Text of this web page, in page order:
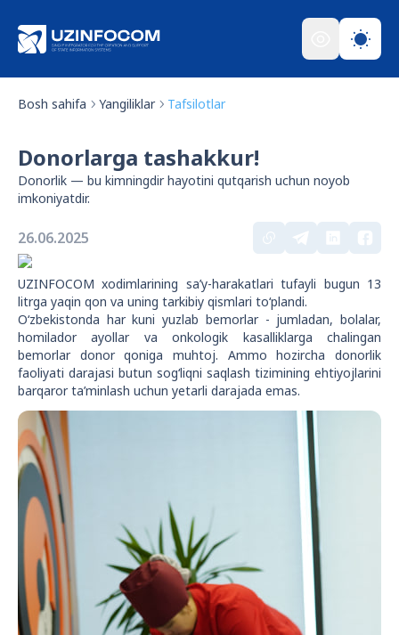
Bosh sahifa Yangiliklar Tafsilotlar
Donorlarga tashakkur!
Donorlik — bu kimningdir hayotini qutqarish uchun noyob
imkoniyatdir.
26.06.2025
UZINFOCOM xodimlarining sa’y-harakatlari tufayli bugun 13
litrga yaqin qon va uning tarkibiy qismlari to‘plandi.
O‘zbekistonda har kuni yuzlab bemorlar - jumladan, bolalar,
homilador ayollar va onkologik kasalliklarga chalingan
bemorlar donor qoniga muhtoj. Ammo hozircha donorlik
faoliyati darajasi butun sog‘liqni saqlash tizimining ehtiyojlarini
barqaror ta’minlash uchun yetarli darajada emas.